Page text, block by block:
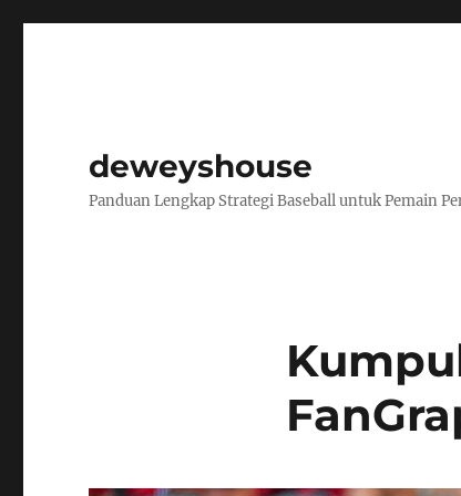
deweyshouse
Panduan Lengkap Strategi Baseball untuk Pemain